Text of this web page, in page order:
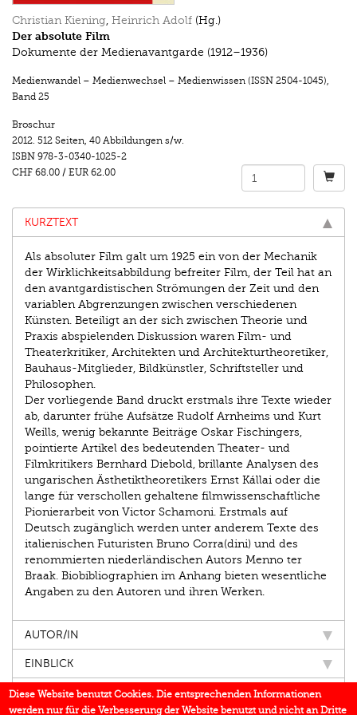
Christian Kiening, Heinrich Adolf (Hg.)
Der absolute Film
Dokumente der Medienavantgarde (1912–1936)
Medienwandel – Medienwechsel – Medienwissen (ISSN 2504-1045),
Band 25
Broschur
2012. 512 Seiten, 40 Abbildungen s/w.
ISBN 978-3-0340-1025-2
CHF 68.00 / EUR 62.00
KURZTEXT
Als absoluter Film galt um 1925 ein von der Mechanik
der Wirklichkeitsabbildung befreiter Film, der Teil hat an
den avantgardistischen Strömungen der Zeit und den
variablen Abgrenzungen zwischen verschiedenen
Künsten. Beteiligt an der sich zwischen Theorie und
Praxis abspielenden Diskussion waren Film- und
Theaterkritiker, Architekten und Architekturtheoretiker,
Bauhaus-Mitglieder, Bildkünstler, Schriftsteller und
Philosophen.
Der vorliegende Band druckt erstmals ihre Texte wieder
ab, darunter frühe Aufsätze Rudolf Arnheims und Kurt
Weills, wenig bekannte Beiträge Oskar Fischingers,
pointierte Artikel des bedeutenden Theater- und
Filmkritikers Bernhard Diebold, brillante Analysen des
ungarischen Ästhetiktheoretikers Ernst Kállai oder die
lange für verschollen gehaltene filmwissenschaftliche
Pionierarbeit von Victor Schamoni. Erstmals auf
Deutsch zugänglich werden unter anderem Texte des
italienischen Futuristen Bruno Corra(dini) und des
renommierten niederländischen Autors Menno ter
Braak. Biobibliographien im Anhang bieten wesentliche
Angaben zu den Autoren und ihren Werken.
AUTOR/IN
EINBLICK
IN DEN MEDIEN
Diese Website benutzt Cookies. Die entsprechenden Informationen
werden nur für die Verbesserung der Website benutzt und nicht an Dritte